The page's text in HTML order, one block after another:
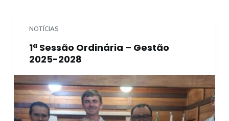
NOTÍCIAS
1ª Sessão Ordinária – Gestão
2025-2028